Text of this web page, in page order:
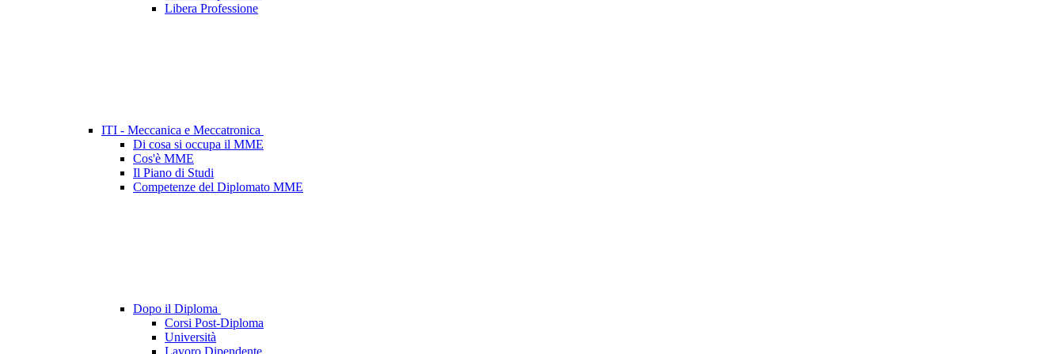
Libera Professione
ITI - Meccanica e Meccatronica
Di cosa si occupa il MME
Cos'è MME
Il Piano di Studi
Competenze del Diplomato MME
Dopo il Diploma
Corsi Post-Diploma
Università